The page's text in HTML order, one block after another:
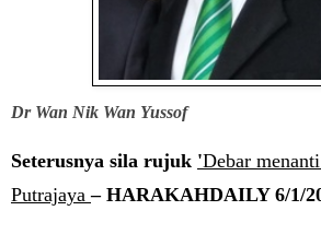
Dr Wan Nik Wan Yussof
Seterusnya sila rujuk 'Debar
Putrajaya– HARAKAHDAILY 6/1/